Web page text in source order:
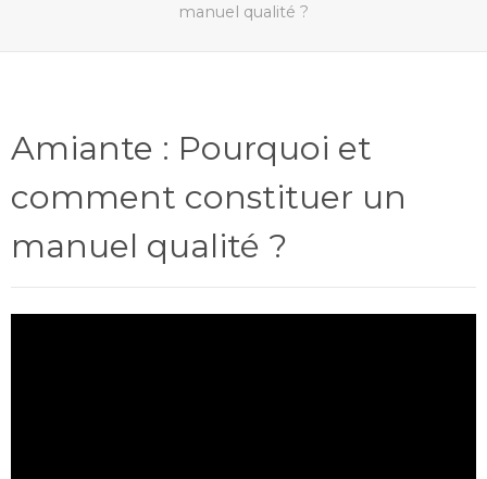
manuel qualité ?
Amiante : Pourquoi et
comment constituer un
manuel qualité ?